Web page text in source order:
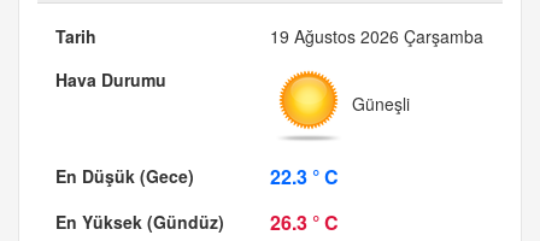
19 Ağustos 2026 Çarşamba
Güneşli
22.3 ° C
26.3 ° C